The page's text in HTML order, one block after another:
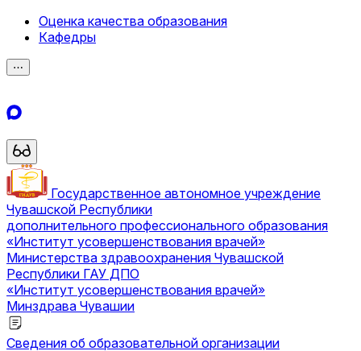
Оценка качества образования
Кафедры
⋯
Государственное автономное учреждение
Чувашской Республики
дополнительного профессионального образования
«Институт усовершенствования врачей»
Министерства здравоохранения Чувашской
Республики ГАУ ДПО
«Институт усовершенствования врачей»
Минздрава Чувашии
Сведения об образовательной организации